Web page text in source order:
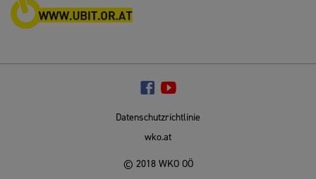
Datenschutzrichtlinie
wko.at
© 2018 WKO OÖ